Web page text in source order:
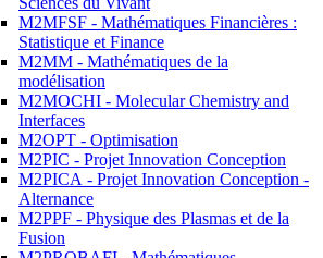
M2MFSF - Mathématiques Financières :
Statistique et Finance
M2MM - Mathématiques de la
modélisation
M2MOCHI - Molecular Chemistry and
Interfaces
M2OPT - Optimisation
M2PIC - Projet Innovation Conception
M2PICA - Projet Innovation Conception -
Alternance
M2PPF - Physique des Plasmas et de la
Fusion